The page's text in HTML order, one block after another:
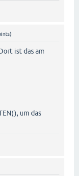
ist das am
um das